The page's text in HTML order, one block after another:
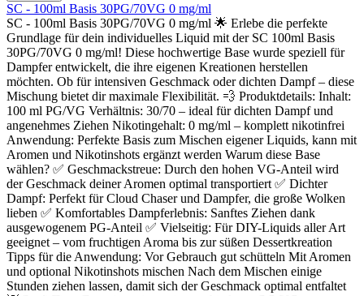
SC - 100ml Basis 30PG/70VG 0 mg/ml
SC - 100ml Basis 30PG/70VG 0 mg/ml 🌟 Erlebe die perfekte
Grundlage für dein individuelles Liquid mit der SC 100ml Basis
30PG/70VG 0 mg/ml! Diese hochwertige Base wurde speziell für
Dampfer entwickelt, die ihre eigenen Kreationen herstellen
möchten. Ob für intensiven Geschmack oder dichten Dampf – diese
Mischung bietet dir maximale Flexibilität. 💨 Produktdetails: Inhalt:
100 ml PG/VG Verhältnis: 30/70 – ideal für dichten Dampf und
angenehmes Ziehen Nikotingehalt: 0 mg/ml – komplett nikotinfrei
Anwendung: Perfekte Basis zum Mischen eigener Liquids, kann mit
Aromen und Nikotinshots ergänzt werden Warum diese Base
wählen? ✅ Geschmackstreue: Durch den hohen VG-Anteil wird
der Geschmack deiner Aromen optimal transportiert ✅ Dichter
Dampf: Perfekt für Cloud Chaser und Dampfer, die große Wolken
lieben ✅ Komfortables Dampferlebnis: Sanftes Ziehen dank
ausgewogenem PG-Anteil ✅ Vielseitig: Für DIY-Liquids aller Art
geeignet – vom fruchtigen Aroma bis zur süßen Dessertkreation
Tipps für die Anwendung: Vor Gebrauch gut schütteln Mit Aromen
und optional Nikotinshots mischen Nach dem Mischen einige
Stunden ziehen lassen, damit sich der Geschmack optimal entfaltet